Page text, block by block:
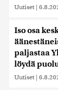
Uutiset |
Iso osa
paljastaa
löydä
Uutiset |